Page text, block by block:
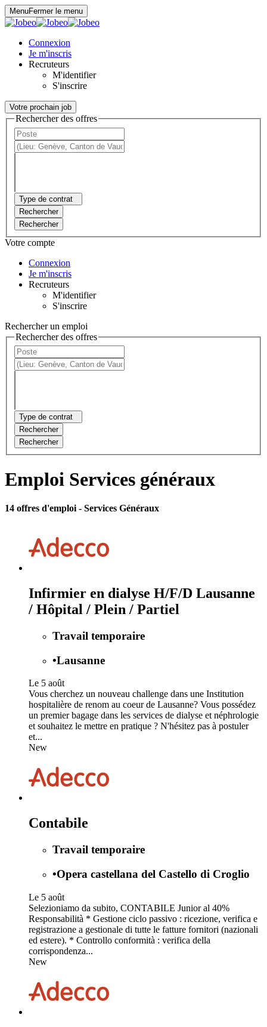
MenuFermer le menu
Connexion
Je m'inscris
Recruteurs
M'identifier
S'inscrire
Votre prochain job
Rechercher des offres
Type de contrat
Rechercher
Rechercher
Votre compte
Connexion
Je m'inscris
Recruteurs
M'identifier
S'inscrire
Rechercher un emploi
Rechercher des offres
Type de contrat
Rechercher
Rechercher
Emploi Services généraux
14 offres d'emploi - Services Généraux
Infirmier en dialyse H/F/D Lausanne
/ Hôpital / Plein / Partiel
Travail temporaire
•Lausanne
Le 5 août
Vous cherchez un nouveau challenge dans une Institution
hospitalière de renom au coeur de Lausanne? Vous possédez
un premier bagage dans les services de dialyse et néphrologie
et souhaitez le mettre en pratique ? N'hésitez pas à postuler
et...
New
Contabile
Travail temporaire
•Opera castellana del Castello di Croglio
Le 5 août
Selezioniamo da subito, CONTABILE Junior al 40%
Responsabilità * Gestione ciclo passivo : ricezione, verifica e
registrazione a gestionale di tutte le fatture fornitori (nazionali
ed estere). * Controllo conformità : verifica della
corrispondenza...
New
Panneau de gestion des cookies